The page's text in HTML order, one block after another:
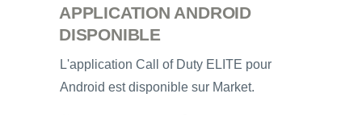
APPLICATION ANDROID
DISPONIBLE
L'application Call of Duty ELITE pour
Android est disponible sur Market.